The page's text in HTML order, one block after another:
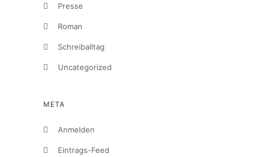
Presse
Roman
Schreiballtag
Uncategorized
META
Anmelden
Eintrags-Feed